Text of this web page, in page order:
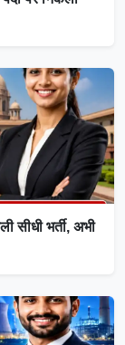
भर्ती, अभी